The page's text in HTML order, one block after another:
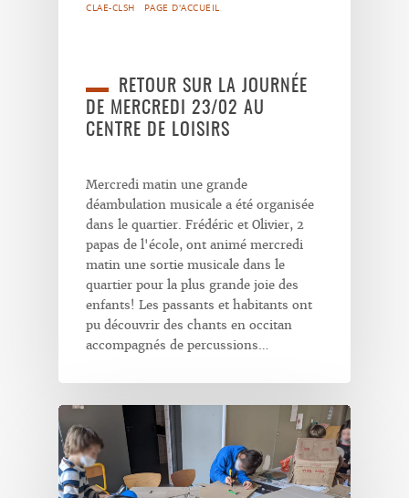
CLAE-CLSH PAGE D'ACCUEIL
RETOUR SUR LA JOURNÉE
DE MERCREDI 23/02 AU
CENTRE DE LOISIRS
Mercredi matin une grande
déambulation musicale a été organisée
dans le quartier. Frédéric et Olivier, 2
papas de l'école, ont animé mercredi
matin une sortie musicale dans le
quartier pour la plus grande joie des
enfants! Les passants et habitants ont
pu découvrir des chants en occitan
accompagnés de percussions…